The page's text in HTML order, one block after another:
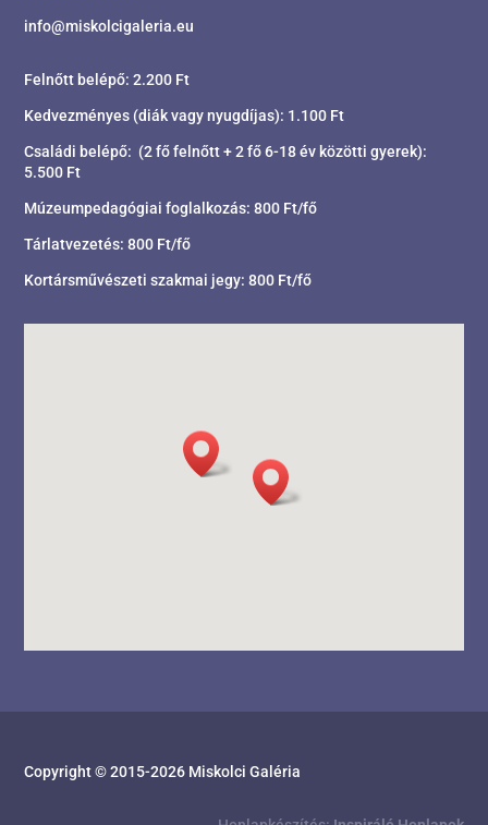
info@miskolcigaleria.eu
Felnőtt belépő: 2.200 Ft
Kedvezményes (diák vagy nyugdíjas): 1.100 Ft
Családi belépő: (2 fő felnőtt + 2 fő 6-18 év közötti gyerek):
5.500 Ft
Múzeumpedagógiai foglalkozás: 800 Ft/fő
Tárlatvezetés: 800 Ft/fő
Kortársművészeti szakmai jegy: 800 Ft/fő
Copyright © 2015-2026 Miskolci Galéria